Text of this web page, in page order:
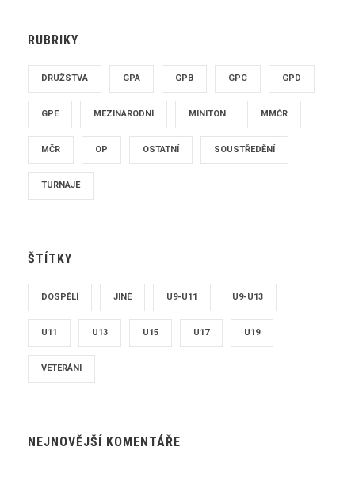
RUBRIKY
DRUŽSTVA GPA GPB GPC GPD
GPE MEZINÁRODNÍ MINITON MMČR
MČR OP OSTATNÍ SOUSTŘEDĚNÍ
TURNAJE
ŠTÍTKY
DOSPĚLÍ JINÉ U9-U11 U9-U13
U11 U13 U15 U17 U19
VETERÁNI
NEJNOVĚJŠÍ KOMENTÁŘE